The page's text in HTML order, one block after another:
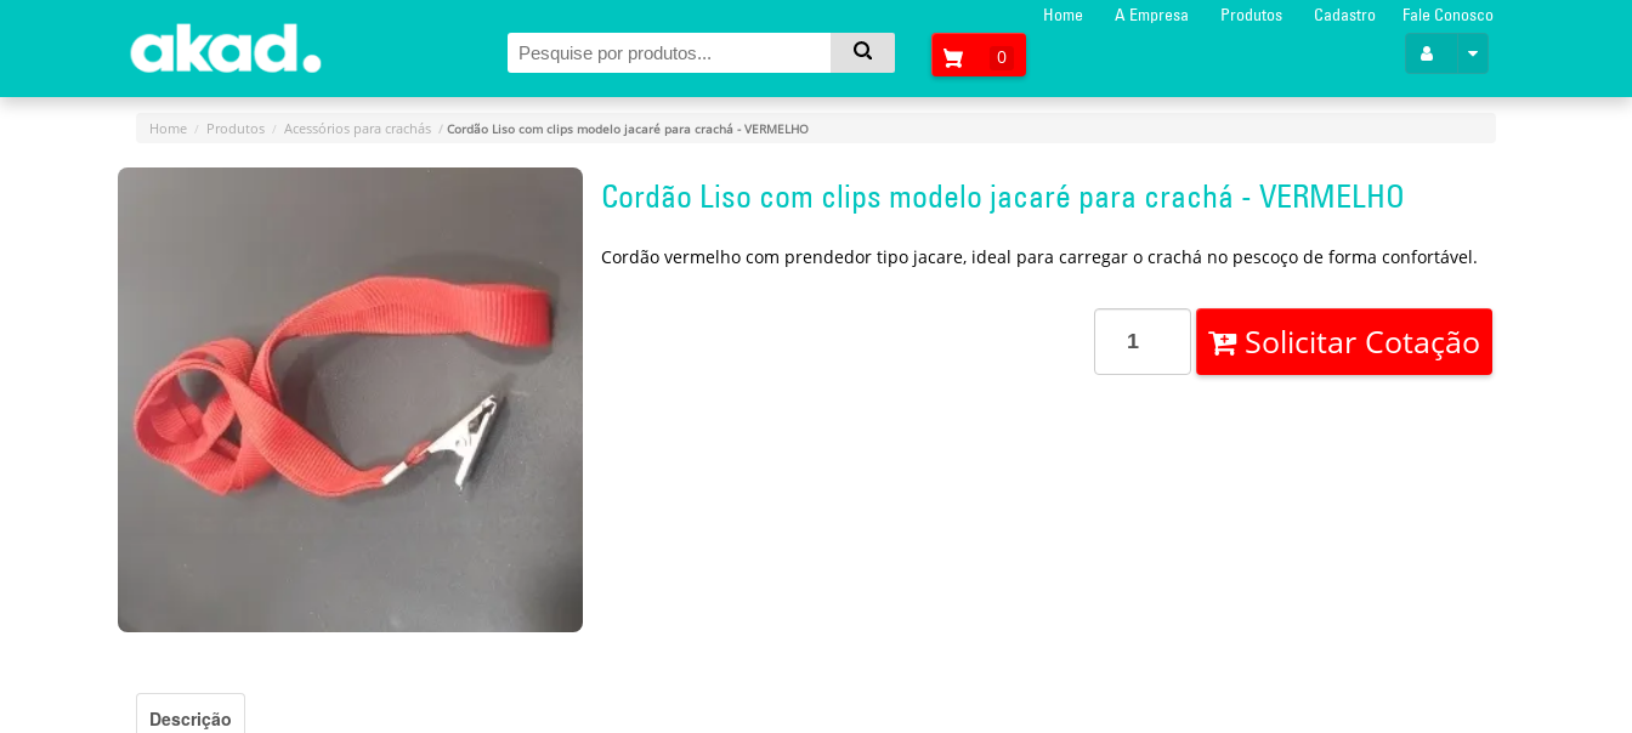
Home A Empresa Produtos Cadastro Fale Conosco
0
Menu Principal
Home Produtos Acessórios para crachás Cordão Liso com clips modelo jacaré para crachá - VERMELHO
Cordão Liso com clips modelo jacaré para crachá - VERMELHO
Cordão vermelho com prendedor tipo jacare, ideal para carregar o crachá no pescoço de forma confortável.
Solicitar Cotação
Descrição